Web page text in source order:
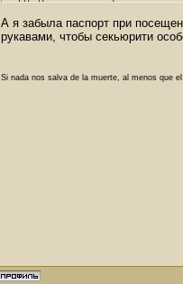
А я забыла паспорт при
рукавами, чтобы секьюрити
Si nada nos salva de la muerte, al menos que